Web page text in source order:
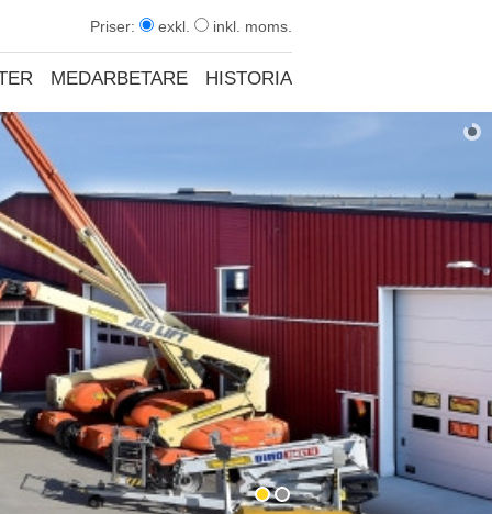
Priser: exkl. inkl. moms.
MEDARBETARE HISTORIA